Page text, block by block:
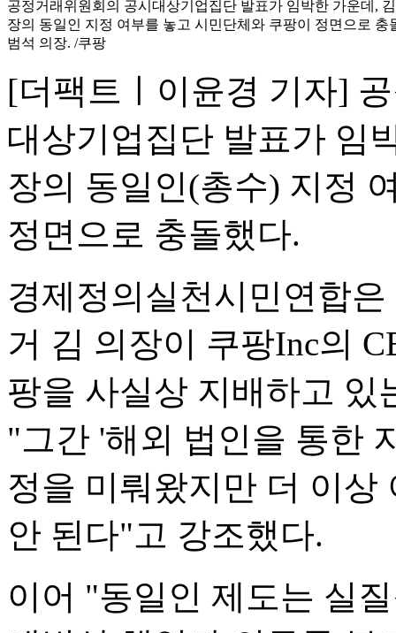
공정거래위원회의 공시대상기업집단 발표가 임박한 가운데,
장의 동일인 지정 여부를 놓고 시민단체와 쿠팡이 정면으로 충
범석 의장. /쿠팡
[더팩트ㅣ이윤경 기자]
대상기업집단 발표가 임
장의 동일인(총수) 지정
정면으로 충돌했다.
경제정의실천시민연합
거 김 의장이 쿠팡Inc의
팡을 사실상 지배하고
"그간 '해외 법인을 통한
정을 미뤄왔지만 더 이상
안 된다"고 강조했다.
이어 "동일인 제도는 실